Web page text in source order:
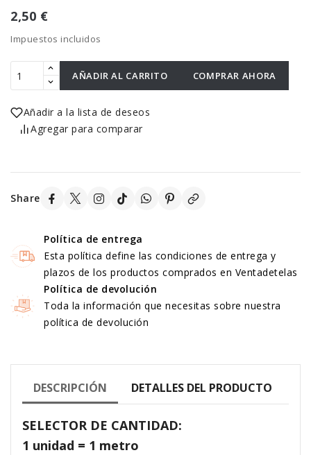
2,50 €
Impuestos incluidos
AÑADIR AL CARRITO COMPRAR AHORA
Añadir a la lista de deseos
Agregar para comparar
Share
Política de entrega
Esta política define las condiciones de entrega y
plazos de los productos comprados en Ventadetelas
Política de devolución
Toda la información que necesitas sobre nuestra
política de devolución
DESCRIPCIÓN DETALLES DEL PRODUCTO
SELECTOR DE CANTIDAD:
1 unidad = 1 metro